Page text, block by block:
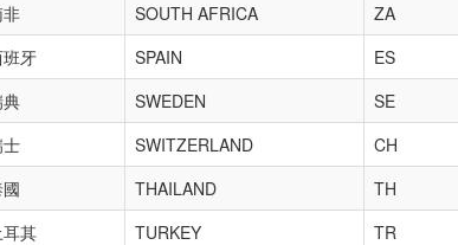
SOUTH AFRICA ZA
牙 SPAIN ES
SWEDEN SE
SWITZERLAND CH
THAILAND TH
其 TURKEY TR